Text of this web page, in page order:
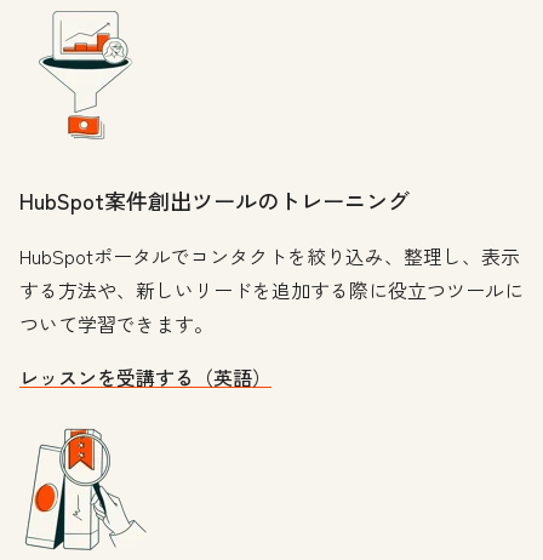
HubSpot案件創出ツールのトレーニング
HubSpotポータルでコンタクトを絞り込み、整理し、表示
する方法や、新しいリードを追加する際に役立つツールに
ついて学習できます。
レッスンを受講する（英語）